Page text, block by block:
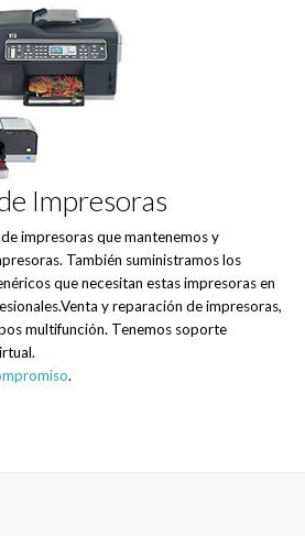
Impresoras
impresoras que mantenemos y
También suministramos los
que necesitan estas impresoras en
y reparación de impresoras,
multifunción. Tenemos soporte
.